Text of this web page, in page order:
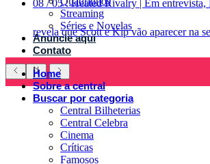
08 / 05 : Heated Rivalry | Em entrevista,
revela que Scott e Kip vão aparecer na
Streaming
Séries e Novelas
Anuncie aqui
Contato
Home
Sobre a central
Buscar por categoria
Central Bilheterias
Central Celebra
Cinema
Críticas
Famosos